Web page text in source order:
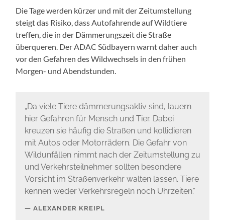
Die Tage werden kürzer und mit der Zeitumstellung
steigt das Risiko, dass Autofahrende auf Wildtiere
treffen, die in der Dämmerungszeit die Straße
überqueren. Der ADAC Südbayern warnt daher auch
vor den Gefahren des Wildwechsels in den frühen
Morgen- und Abendstunden.
„Da viele Tiere dämmerungsaktiv sind, lauern
hier Gefahren für Mensch und Tier. Dabei
kreuzen sie häufig die Straßen und kollidieren
mit Autos oder Motorrädern. Die Gefahr von
Wildunfällen nimmt nach der Zeitumstellung zu
und Verkehrsteilnehmer sollten besondere
Vorsicht im Straßenverkehr walten lassen. Tiere
kennen weder Verkehrsregeln noch Uhrzeiten.“
ALEXANDER KREIPL